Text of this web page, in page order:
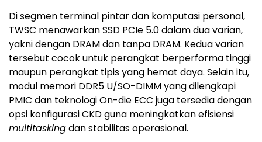
Di segmen terminal pintar dan komputasi personal,
TWSC menawarkan SSD PCIe 5.0 dalam dua varian,
yakni dengan DRAM dan tanpa DRAM. Kedua varian
tersebut cocok untuk perangkat berperforma tinggi
maupun perangkat tipis yang hemat daya. Selain itu,
modul memori DDR5 U/SO-DIMM yang dilengkapi
PMIC dan teknologi On-die ECC juga tersedia dengan
opsi konfigurasi CKD guna meningkatkan efisiensi
multitaskingdan stabilitas operasional.